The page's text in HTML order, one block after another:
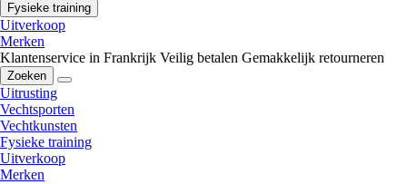
Fysieke training
Uitverkoop
Merken
Klantenservice in Frankrijk Veilig betalen Gemakkelijk retourneren
Zoeken
Uitrusting
Vechtsporten
Vechtkunsten
Fysieke training
Uitverkoop
Merken